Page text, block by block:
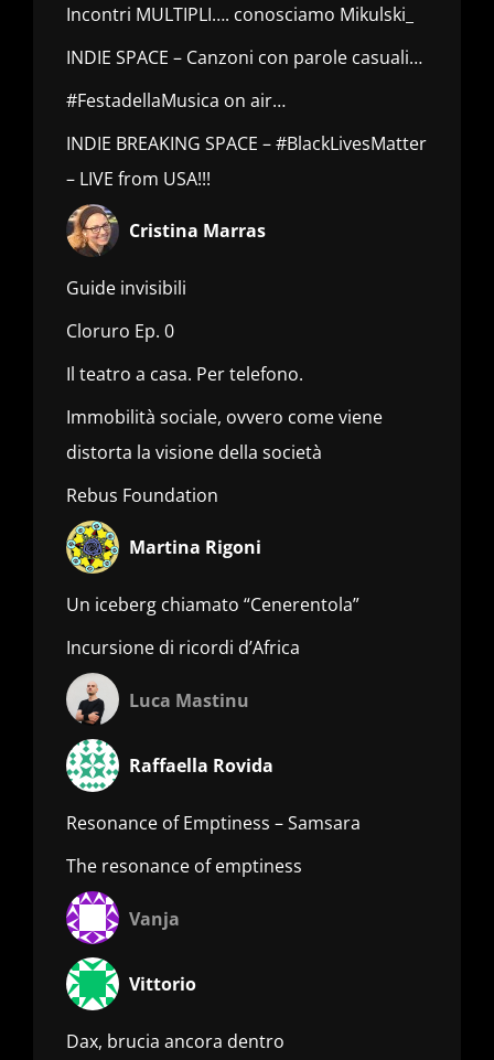
Incontri MULTIPLI…. conosciamo Mikulski_
INDIE SPACE – Canzoni con parole casuali…
#FestadellaMusica on air…
INDIE BREAKING SPACE – #BlackLivesMatter
– LIVE from USA!!!
Cristina Marras
Guide invisibili
Cloruro Ep. 0
Il teatro a casa. Per telefono.
Immobilità sociale, ovvero come viene
distorta la visione della società
Rebus Foundation
Martina Rigoni
Un iceberg chiamato “Cenerentola”
Incursione di ricordi d’Africa
Luca Mastinu
Raffaella Rovida
Resonance of Emptiness – Samsara
The resonance of emptiness
Vanja
Vittorio
Dax, brucia ancora dentro